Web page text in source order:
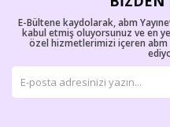
E-Bültene kaydolarak, abm
kabul etmiş oluyorsunuz ve en
özel hizmetlerimizi içeren abm